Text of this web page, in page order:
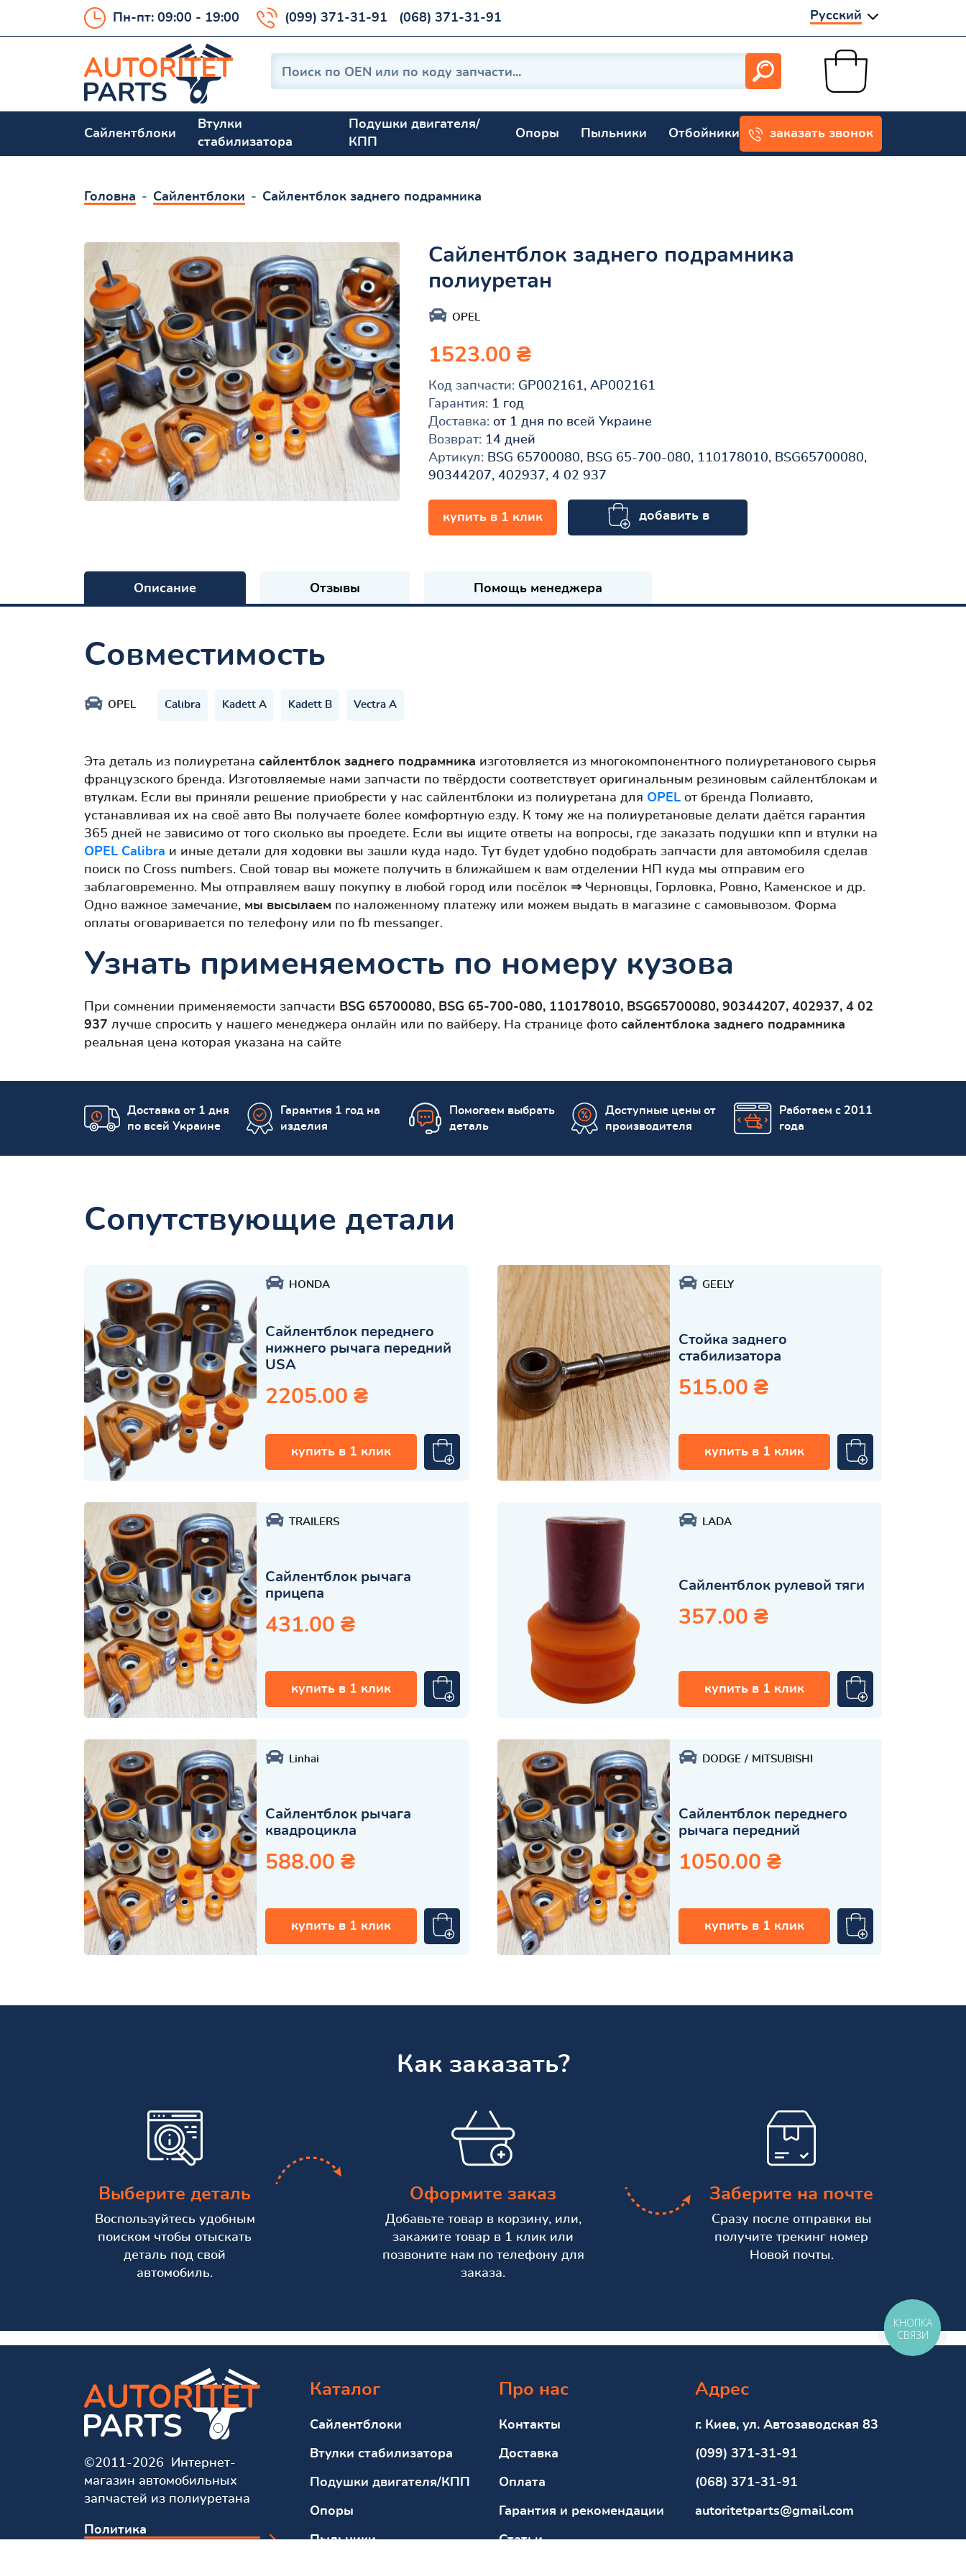
Пн-пт: 09:00 - 19:00 (099) 371-31-91 (068) 371-31-91 Русский
Сайлентблоки
Втулки
стабилизатора
Подушки двигателя/
КПП
Опоры Пыльники Отбойники заказать звонок
Головна Сайлентблоки Сайлентблок заднего подрамника
Сайлентблок заднего подрамника
полиуретан
OPEL
1523.00 ₴
Код запчасти: GP002161, AP002161
Гарантия: 1 год
Доставка: от 1 дня по всей Украине
Возврат: 14 дней
Артикул: BSG 65700080, BSG 65-700-080, 110178010, BSG65700080,
90344207, 402937, 4 02 937
купить в 1 клик
добавить в
корзину
Описание Отзывы Помощь менеджера
Совместимость
OPEL Calibra Kadett A Kadett B Vectra A
Эта деталь из полиуретана сайлентблок заднего подрамника изготовляется из многокомпонентного полиуретанового сырья
французского бренда. Изготовляемые нами запчасти по твёрдости соответствует оригинальным резиновым сайлентблокам и
втулкам. Если вы приняли решение приобрести у нас сайлентблоки из полиуретана для OPEL от бренда Полиавто,
устанавливая их на своё авто Вы получаете более комфортную езду. К тому же на полиуретановые делати даётся гарантия
365 дней не зависимо от того сколько вы проедете. Если вы ищите ответы на вопросы, где заказать подушки кпп и втулки на
OPEL Calibra и иные детали для ходовки вы зашли куда надо. Тут будет удобно подобрать запчасти для автомобиля сделав
поиск по Cross numbers. Свой товар вы можете получить в ближайшем к вам отделении НП куда мы отправим его
заблаговременно. Мы отправляем вашу покупку в любой город или посёлок ⇒ Черновцы, Горловка, Ровно, Каменское и др.
Одно важное замечание, мы высылаем по наложенному платежу или можем выдать в магазине с самовывозом. Форма
оплаты оговаривается по телефону или по fb messanger.
Узнать применяемость по номеру кузова
При сомнении применяемости запчасти BSG 65700080, BSG 65-700-080, 110178010, BSG65700080, 90344207, 402937, 4 02
937 лучше спросить у нашего менеджера онлайн или по вайберу. На странице фото сайлентблокa заднего подрамника
реальная цена которая указана на сайте
Доставка от 1 дня
по всей Украине
Гарантия 1 год на
изделия
Помогаем выбрать
деталь
Доступные цены от
производителя
Работаем с 2011
года
Сопутствующие детали
HONDA
Сайлентблок переднего
нижнего рычага передний
USA
2205.00 ₴
купить в 1 клик
GEELY
Стойка заднего
стабилизатора
515.00 ₴
купить в 1 клик
TRAILERS
Сайлентблок рычага
прицепа
431.00 ₴
купить в 1 клик
LADA
Сайлентблок рулевой тяги
357.00 ₴
купить в 1 клик
Linhai
Сайлентблок рычага
квадроцикла
588.00 ₴
купить в 1 клик
DODGE MITSUBISHI
Сайлентблок переднего
рычага передний
1050.00 ₴
купить в 1 клик
Как заказать?
Выберите деталь
Воспользуйтесь удобным
поиском чтобы отыскать
деталь под свой
автомобиль.
Оформите заказ
Добавьте товар в корзину, или,
закажите товар в 1 клик или
позвоните нам по телефону для
заказа.
Заберите на почте
Сразу после отправки вы
получите трекинг номер
Новой почты.
©2011-2026 Интернет-
магазин автомобильных
запчастей из полиуретана
Политика
Каталог
Сайлентблоки
Втулки стабилизатора
Подушки двигателя/КПП
Опоры
Пыльники
Про нас
Контакты
Доставка
Оплата
Гарантия и рекомендации
Статьи
Адрес
г. Киев, ул. Автозаводская 83
(099) 371-31-91
(068) 371-31-91
autoritetparts@gmail.com
КНОПКА
СВЯЗИ